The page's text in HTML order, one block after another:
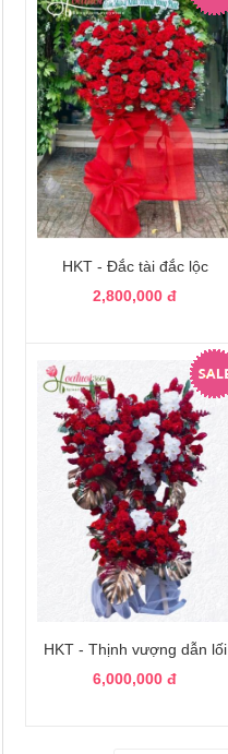
HKT - Đắc tài đắc lộc
2,800,000 đ
HKT - Thịnh vượng dẫn lối
6,000,000 đ